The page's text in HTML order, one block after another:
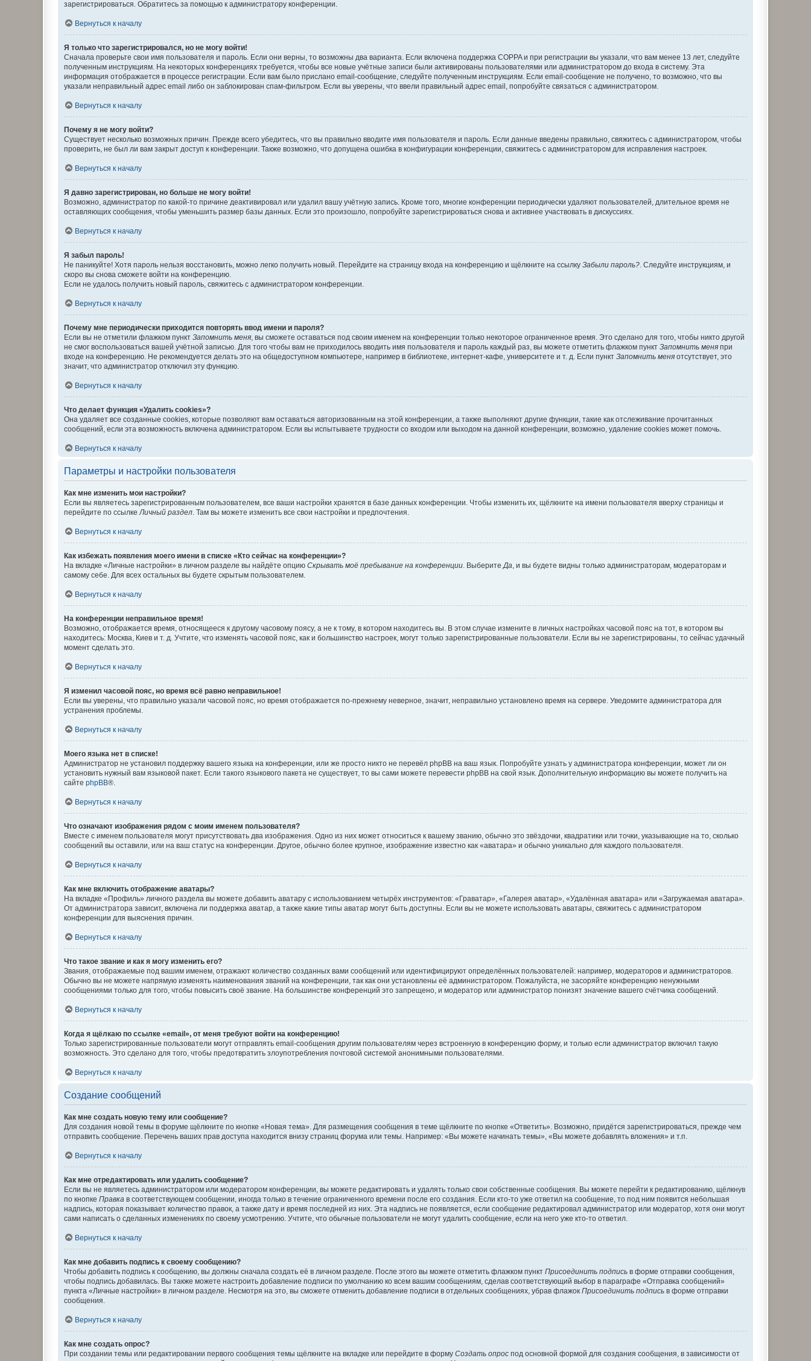
зарегистрироваться. Обратитесь за помощью к администратору конференции.
Вернуться к началу
Я только что зарегистрировался, но не могу войти!
Сначала проверьте свои имя пользователя и пароль. Если они верны, то возможны два варианта. Если включена поддержка COPPA и при регистрации вы указали, что вам менее 13 лет, следуйте
полученным инструкциям. На некоторых конференциях требуется, чтобы все новые учётные записи были активированы пользователями или администратором до входа в систему. Эта
информация отображается в процессе регистрации. Если вам было прислано email-сообщение, следуйте полученным инструкциям. Если email-сообщение не получено, то возможно, что вы
указали неправильный адрес email либо он заблокирован спам-фильтром. Если вы уверены, что ввели правильный адрес email, попробуйте связаться с администратором.
Вернуться к началу
Почему я не могу войти?
Существует несколько возможных причин. Прежде всего убедитесь, что вы правильно вводите имя пользователя и пароль. Если данные введены правильно, свяжитесь с администратором, чтобы
проверить, не был ли вам закрыт доступ к конференции. Также возможно, что допущена ошибка в конфигурации конференции, свяжитесь с администратором для исправления настроек.
Вернуться к началу
Я давно зарегистрирован, но больше не могу войти!
Возможно, администратор по какой-то причине деактивировал или удалил вашу учётную запись. Кроме того, многие конференции периодически удаляют пользователей, длительное время не
оставляющих сообщения, чтобы уменьшить размер базы данных. Если это произошло, попробуйте зарегистрироваться снова и активнее участвовать в дискуссиях.
Вернуться к началу
Я забыл пароль!
Не паникуйте! Хотя пароль нельзя восстановить, можно легко получить новый. Перейдите на страницу входа на конференцию и щёлкните на ссылку Забыли пароль?. Следуйте инструкциям, и
скоро вы снова сможете войти на конференцию.
Если не удалось получить новый пароль, свяжитесь с администратором конференции.
Вернуться к началу
Почему мне периодически приходится повторять ввод имени и пароля?
Если вы не отметили флажком пункт Запомнить меня, вы сможете оставаться под своим именем на конференции только некоторое ограниченное время. Это сделано для того, чтобы никто другой
не смог воспользоваться вашей учётной записью. Для того чтобы вам не приходилось вводить имя пользователя и пароль каждый раз, вы можете отметить флажком пункт Запомнить меня при
входе на конференцию. Не рекомендуется делать это на общедоступном компьютере, например в библиотеке, интернет-кафе, университете и т. д. Если пункт Запомнить меня отсутствует, это
значит, что администратор отключил эту функцию.
Вернуться к началу
Что делает функция «Удалить cookies»?
Она удаляет все созданные cookies, которые позволяют вам оставаться авторизованным на этой конференции, а также выполняют другие функции, такие как отслеживание прочитанных
сообщений, если эта возможность включена администратором. Если вы испытываете трудности со входом или выходом на данной конференции, возможно, удаление cookies может помочь.
Вернуться к началу
Параметры и настройки пользователя
Как мне изменить мои настройки?
Если вы являетесь зарегистрированным пользователем, все ваши настройки хранятся в базе данных конференции. Чтобы изменить их, щёлкните на имени пользователя вверху страницы и
перейдите по ссылкеЛичный раздел. Там вы можете изменить все свои настройки и предпочтения.
Вернуться к началу
Как избежать появления моего имени в списке «Кто сейчас на конференции»?
На вкладке «Личные настройки» в личном разделе вы найдёте опцию Скрывать моё пребывание на конференции. ВыберитеДа, и вы будете видны только администраторам, модераторам и
самому себе. Для всех остальных вы будете скрытым пользователем.
Вернуться к началу
На конференции неправильное время!
Возможно, отображается время, относящееся к другому часовому поясу, а не к тому, в котором находитесь вы. В этом случае измените в личных настройках часовой пояс на тот, в котором вы
находитесь: Москва, Киев и т. д. Учтите, что изменять часовой пояс, как и большинство настроек, могут только зарегистрированные пользователи. Если вы не зарегистрированы, то сейчас удачный
момент сделать это.
Вернуться к началу
Я изменил часовой пояс, но время всё равно неправильное!
Если вы уверены, что правильно указали часовой пояс, но время отображается по-прежнему неверное, значит, неправильно установлено время на сервере. Уведомите администратора для
устранения проблемы.
Вернуться к началу
Моего языка нет в списке!
Администратор не установил поддержку вашего языка на конференции, или же просто никто не перевёл phpBB на ваш язык. Попробуйте узнать у администратора конференции, может ли он
установить нужный вам языковой пакет. Если такого языкового пакета не существует, то вы сами можете перевести phpBB на свой язык. Дополнительную информацию вы можете получить на
сайте phpBB®.
Вернуться к началу
Что означают изображения рядом с моим именем пользователя?
Вместе с именем пользователя могут присутствовать два изображения. Одно из них может относиться к вашему званию, обычно это звёздочки, квадратики или точки, указывающие на то, сколько
сообщений вы оставили, или на ваш статус на конференции. Другое, обычно более крупное, изображение известно как «аватара» и обычно уникально для каждого пользователя.
Вернуться к началу
Как мне включить отображение аватары?
На вкладке «Профиль» личного раздела вы можете добавить аватару с использованием четырёх инструментов: «Граватар», «Галерея аватар», «Удалённая аватара» или «Загружаемая аватара».
От администратора зависит, включена ли поддержка аватар, а также какие типы аватар могут быть доступны. Если вы не можете использовать аватары, свяжитесь с администратором
конференции для выяснения причин.
Вернуться к началу
Что такое звание и как я могу изменить его?
Звания, отображаемые под вашим именем, отражают количество созданных вами сообщений или идентифицируют определённых пользователей: например, модераторов и администраторов.
Обычно вы не можете напрямую изменять наименования званий на конференции, так как они установлены её администратором. Пожалуйста, не засоряйте конференцию ненужными
сообщениями только для того, чтобы повысить своё звание. На большинстве конференций это запрещено, и модератор или администратор понизят значение вашего счётчика сообщений.
Вернуться к началу
Когда я щёлкаю по ссылке «email», от меня требуют войти на конференцию!
Только зарегистрированные пользователи могут отправлять email-сообщения другим пользователям через встроенную в конференцию форму, и только если администратор включил такую
возможность. Это сделано для того, чтобы предотвратить злоупотребления почтовой системой анонимными пользователями.
Вернуться к началу
Создание сообщений
Как мне создать новую тему или сообщение?
Для создания новой темы в форуме щёлкните по кнопке «Новая тема». Для размещения сообщения в теме щёлкните по кнопке «Ответить». Возможно, придётся зарегистрироваться, прежде чем
отправить сообщение. Перечень ваших прав доступа находится внизу страниц форума или темы. Например: «Вы можете начинать темы», «Вы можете добавлять вложения» и т.п.
Вернуться к началу
Как мне отредактировать или удалить сообщение?
Если вы не являетесь администратором или модератором конференции, вы можете редактировать и удалять только свои собственные сообщения. Вы можете перейти к редактированию, щёлкнув
по кнопке Правка в соответствующем сообщении, иногда только в течение ограниченного времени после его создания. Если кто-то уже ответил на сообщение, то под ним появится небольшая
надпись, которая показывает количество правок, а также дату и время последней из них. Эта надпись не появляется, если сообщение редактировал администратор или модератор, хотя они могут
сами написать о сделанных изменениях по своему усмотрению. Учтите, что обычные пользователи не могут удалить сообщение, если на него уже кто-то ответил.
Вернуться к началу
Как мне добавить подпись к своему сообщению?
Чтобы добавить подпись к сообщению, вы должны сначала создать её в личном разделе. После этого вы можете отметить флажком пункт Присоединить подпись в форме отправки сообщения,
чтобы подпись добавилась. Вы также можете настроить добавление подписи по умолчанию ко всем вашим сообщениям, сделав соответствующий выбор в параграфе «Отправка сообщений»
пункта «Личные настройки» в личном разделе. Несмотря на это, вы сможете отменить добавление подписи в отдельных сообщениях, убрав флажок Присоединить подпись в форме отправки
сообщения.
Вернуться к началу
Как мне создать опрос?
При создании темы или редактировании первого сообщения темы щёлкните на вкладке или перейдите в форму Создать опрос под основной формой для создания сообщения, в зависимости от